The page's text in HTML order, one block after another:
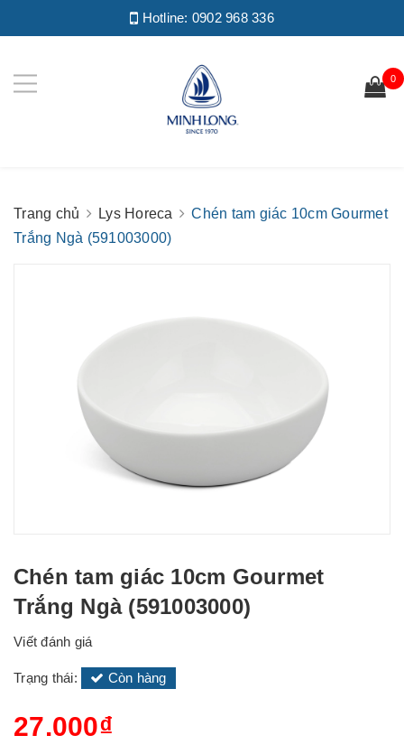
Hotline: 0902 968 336
0
Trang chủ Lys Horeca
Chén tam giác 10cm Gourmet
Trắng Ngà (591003000)
Chén tam giác 10cm Gourmet
Trắng Ngà (591003000)
Viết đánh giá
Trạng thái: Còn hàng
27.000₫